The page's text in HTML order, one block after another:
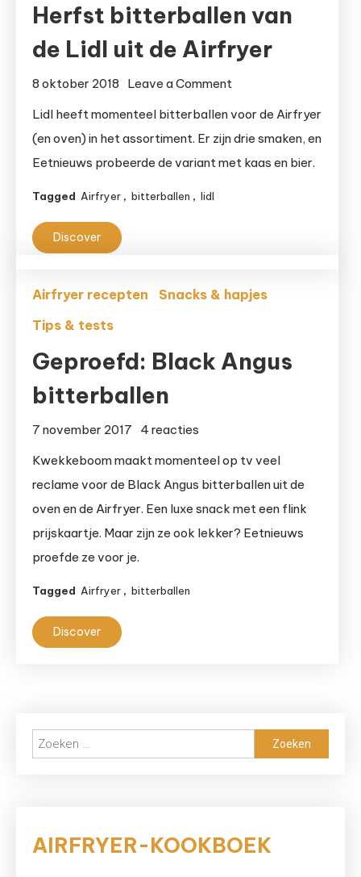
Herfst bitterballen van
de Lidl uit de Airfryer
8 oktober 2018 Leave a Comment
de
Lidl heeft momenteel bitterballen voor de Airfryer
(en oven) in het assortiment. Er zijn drie smaken, en
Eetnieuws probeerde de variant met kaas en bier.
Tagged Airfryer , bitterballen , lidl
Discover
Airfryer recepten
Snacks & hapjes
Tips & tests
Geproefd: Black Angus
bitterballen
7 november 2017 4 reacties
Black
Angus
bitterballen
Kwekkeboom maakt momenteel op tv veel
reclame voor de Black Angus bitterballen uit de
oven en de Airfryer. Een luxe snack met een flink
prijskaartje. Maar zijn ze ook lekker? Eetnieuws
proefde ze voor je.
Tagged Airfryer , bitterballen
Discover
Zoeken
naar:
AIRFRYER-KOOKBOEK